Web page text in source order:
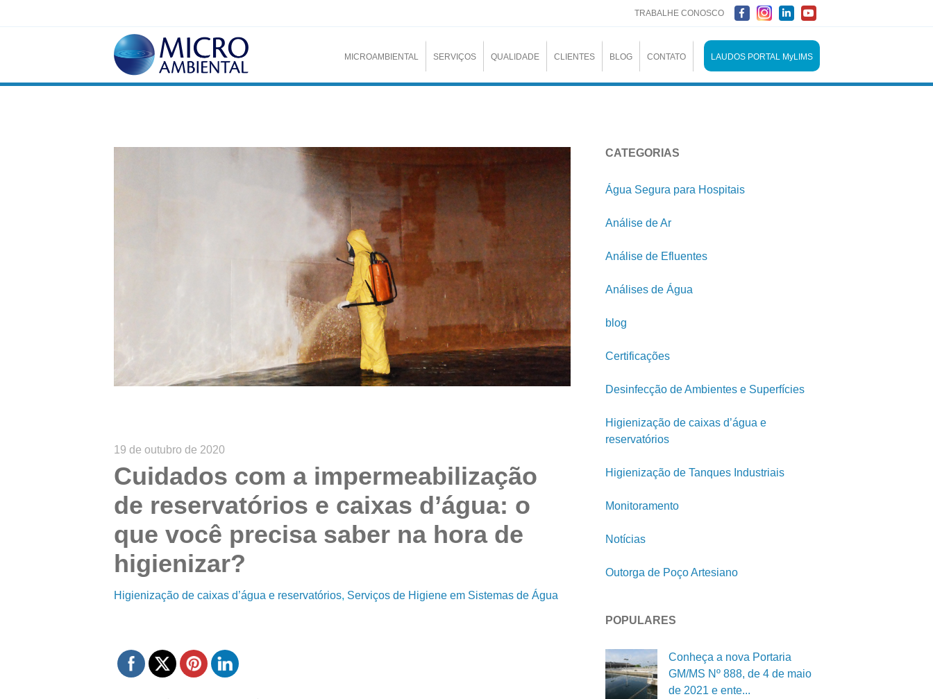
TRABALHE CONOSCO
MICROAMBIENTAL SERVIÇOS QUALIDADE CLIENTES BLOG CONTATO LAUDOS PORTAL MyLIMS
19 de outubro de 2020
Cuidados com a impermeabilização
de reservatórios e caixas d’água: o
que você precisa saber na hora de
higienizar?
Higienização de caixas d’água e reservatórios Serviços de Higiene em Sistemas de Água
CATEGORIAS
Água Segura para Hospitais
Análise de Ar
Análise de Efluentes
Análises de Água
blog
Certificações
Desinfecção de Ambientes e Superfícies
Higienização de caixas d’água e
reservatórios
Higienização de Tanques Industriais
Monitoramento
Notícias
Outorga de Poço Artesiano
POPULARES
Conheça a nova Portaria
GM/MS Nº 888, de 4 de maio
de 2021 e ente...